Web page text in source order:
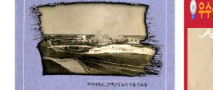
유형 :
발행 :
유
소장 :